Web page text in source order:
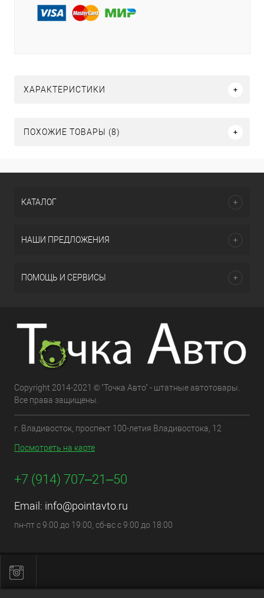
ХАРАКТЕРИСТИКИ
ПОХОЖИЕ ТОВАРЫ (8)
КАТАЛОГ
НАШИ ПРЕДЛОЖЕНИЯ
ПОМОЩЬ И СЕРВИСЫ
Copyright 2014-2021 © "Точка Авто" - штатные автотовары.
Все права защищены.
г. Владивосток, проспект 100-летия Владивостока, 12
Посмотреть на карте
+7 (914) 707‒21‒50
Email: info@pointavto.ru
пн-пт с 9:00 до 19:00, сб-вс с 9:00 до 18:00